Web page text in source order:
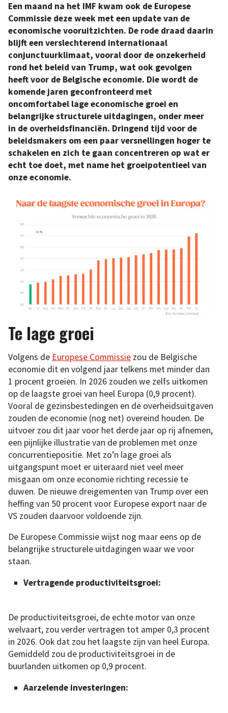
Een maand na het IMF kwam ook de Europese
Commissie deze week met een update van de
economische vooruitzichten. De rode draad daarin
blijft een verslechterend internationaal
conjunctuurklimaat, vooral door de onzekerheid
rond het beleid van Trump, wat ook gevolgen
heeft voor de Belgische economie. Die wordt de
komende jaren geconfronteerd met
oncomfortabel lage economische groei en
belangrijke structurele uitdagingen, onder meer
in de overheidsfinanciën. Dringend tijd voor de
beleidsmakers om een paar versnellingen hoger te
schakelen en zich te gaan concentreren op wat er
echt toe doet, met name het groeipotentieel van
onze economie.
Te lage groei
Volgens de Europese Commissie zou de Belgische
economie dit en volgend jaar telkens met minder dan
1 procent groeien. In 2026 zouden we zelfs uitkomen
op de laagste groei van heel Europa (0,9 procent).
Vooral de gezinsbestedingen en de overheidsuitgaven
zouden de economie (nog net) overeind houden. De
uitvoer zou dit jaar voor het derde jaar op rij afnemen,
een pijnlijke illustratie van de problemen met onze
concurrentiepositie. Met zo’n lage groei als
uitgangspunt moet er uiteraard niet veel meer
misgaan om onze economie richting recessie te
duwen. De nieuwe dreigementen van Trump over een
heffing van 50 procent voor Europese export naar de
VS zouden daarvoor voldoende zijn.
De Europese Commissie wijst nog maar eens op de
belangrijke structurele uitdagingen waar we voor
staan.
Vertragende productiviteitsgroei:
De productiviteitsgroei, de echte motor van onze
welvaart, zou verder vertragen tot amper 0,3 procent
in 2026. Ook dat zou het laagste zijn van heel Europa.
Gemiddeld zou de productiviteitsgroei in de
buurlanden uitkomen op 0,9 procent.
Aarzelende investeringen: